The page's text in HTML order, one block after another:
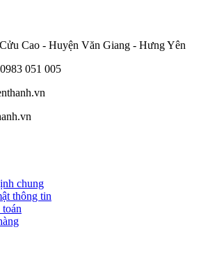
Cao - Huyện Văn Giang - Hưng Yên
051 005
chung
thông tin